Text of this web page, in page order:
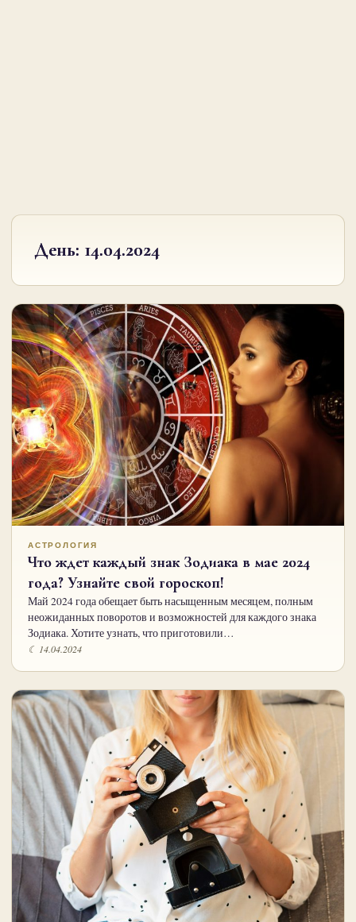
День: 14.04.2024
АСТРОЛОГИЯ
Что ждет каждый знак Зодиака в мае 2024
года? Узнайте свой гороскоп!
Май 2024 года обещает быть насыщенным месяцем, полным
неожиданных поворотов и возможностей для каждого знака
Зодиака. Хотите узнать, что приготовили…
☾ 14.04.2024